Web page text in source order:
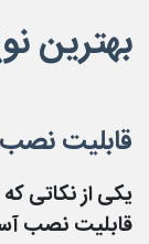
بهترین
قابلیت
یکی از نکاتی
قابلیت نصب